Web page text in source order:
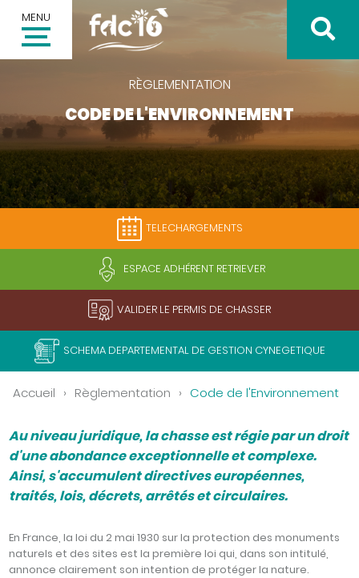
MENU
RÈGLEMENTATION
CODE DE L'ENVIRONNEMENT
TELECHARGEMENTS
ESPACE ADHÉRENT RETRIEVER
VALIDER LE PERMIS DE CHASSER
SCHEMA DEPARTEMENTAL DE GESTION CYNEGETIQUE
Inscription à la newsletter
Votre adresse email *
Accueil › Règlementation › Code de l'Environnement
Au niveau juridique, la chasse est régie par un droit
d'une abondance exceptionnelle et complexe.
Ainsi, s'accumulent directives européennes,
traités, lois, décrets, arrêtés et circulaires.
En France, la loi du 2 mai 1930 sur la protection des monuments
naturels et des sites est la première loi qui, dans son intitulé,
annonce clairement son intention de protéger la nature.